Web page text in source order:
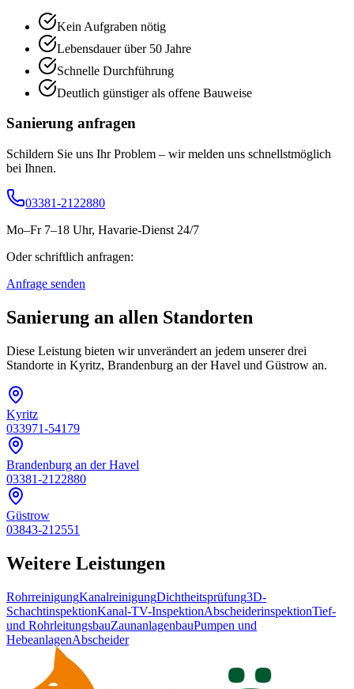
Kein Aufgraben nötig
Lebensdauer über 50 Jahre
Schnelle Durchführung
Deutlich günstiger als offene Bauweise
Sanierung anfragen
Schildern Sie uns Ihr Problem – wir melden uns schnellstmöglich
bei Ihnen.
03381-2122880
Mo–Fr 7–18 Uhr, Havarie-Dienst 24/7
Oder schriftlich anfragen:
Anfrage senden
Sanierung an allen Standorten
Diese Leistung bieten wir unverändert an jedem unserer drei
Standorte in Kyritz, Brandenburg an der Havel und Güstrow an.
Kyritz
033971-54179
Brandenburg an der Havel
03381-2122880
Güstrow
03843-212551
Weitere Leistungen
RohrreinigungKanalreinigungDichtheitsprüfung3D-
SchachtinspektionKanal-TV-InspektionAbscheiderinspektionTief-
und RohrleitungsbauZaunanlagenbauPumpen und
HebeanlagenAbscheider